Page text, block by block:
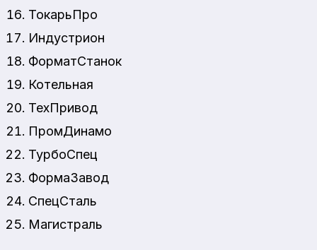
ТокарьПро
Индустрион
ФорматСтанок
Котельная
ТехПривод
ПромДинамо
ТурбоСпец
ФормаЗавод
СпецСталь
Магистраль